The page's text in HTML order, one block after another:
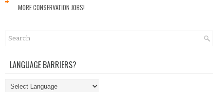
MORE CONSERVATION JOBS!
LANGUAGE BARRIERS?